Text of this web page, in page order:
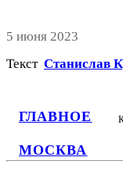
ГЛАВНОЕ
МОСКВА
5 июня 2023
Текст Станислав